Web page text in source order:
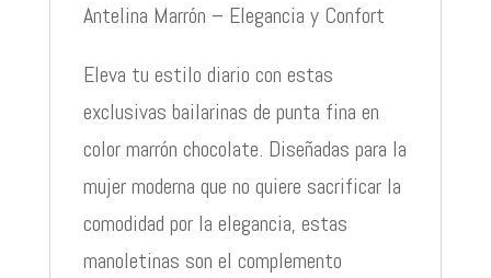
Antelina Marrón – Elegancia y Confort
Eleva tu estilo diario con estas
exclusivas bailarinas de punta fina en
color marrón chocolate. Diseñadas para la
mujer moderna que no quiere sacrificar la
comodidad por la elegancia, estas
manoletinas son el complemento